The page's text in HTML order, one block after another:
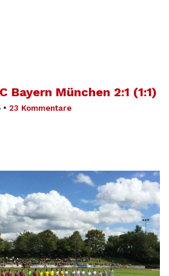
Bayern München 2:1 (1:1)
• 23 Kommentare